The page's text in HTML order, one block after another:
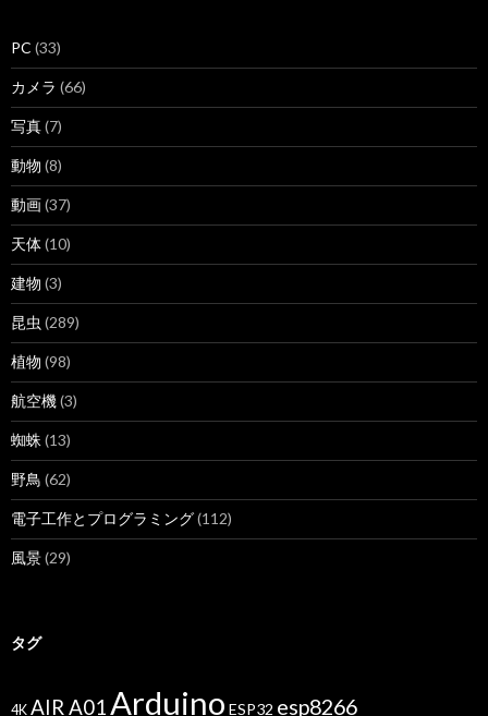
PC (33)
カメラ (66)
写真(7)
動物 (8)
動画(37)
天体(10)
建物 (3)
昆虫 (289)
植物 (98)
航空機(3)
蜘蛛 (13)
野鳥 (62)
電子工作とプログラミング(112)
風景(29)
タグ
4K AIR A01Arduino ESP32 esp8266